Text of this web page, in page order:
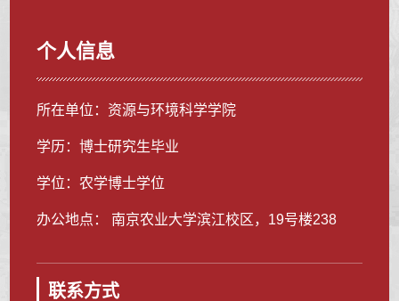
个人信息
所在单位：资源与环境科学学院
学历：博士研究生毕业
学位：农学博士学位
办公地点： 南京农业大学滨江校区，19号楼238
联系方式